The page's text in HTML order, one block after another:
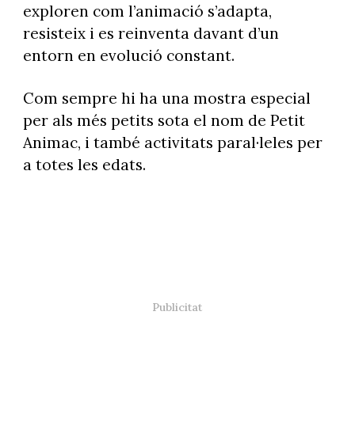
exploren com l’animació s’adapta,
resisteix i es reinventa davant d’un
entorn en evolució constant.
Com sempre hi ha una mostra especial
per als més petits sota el nom de Petit
Animac, i també activitats paral·leles per
a totes les edats.